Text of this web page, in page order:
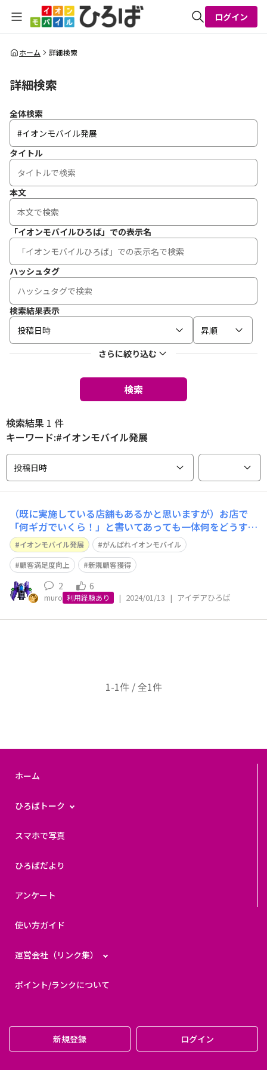
全体検索
ログイン
ホーム 詳細検索
詳細検索
全体検索
タイトル
本文
「イオンモバイルひろば」での表示名
ハッシュタグ
検索結果表示
投稿日時
昇順
さらに絞り込む
検索
検索結果 1 件
キーワード:#イオンモバイル発展
投稿日時
（既に実施している店舗もあるかと思いますが）お店で
「何ギガでいくら！」と書いてあっても一体何をどうすれ
ばギガは減っていくのか、また使い方によってどのくらい
のギガの減りが違うのかが良く分からないお客様がいるの
ではないかと思います。そこでもっと分かりやすく「●●
ギガならYouTube動画を1か月に1日●
イオンモバイル発展
がんばれイオンモバイル
顧客満足度向上
新規顧客獲得
2 6
muro 利用経験あり | 2024/01/13 | アイデアひろば
1-1件 / 全1件
ホーム
ひろばトーク
スマホで写真
ひろばだより
アンケート
使い方ガイド
運営会社（リンク集）
ポイント/ランクについて
新規登録 ログイン